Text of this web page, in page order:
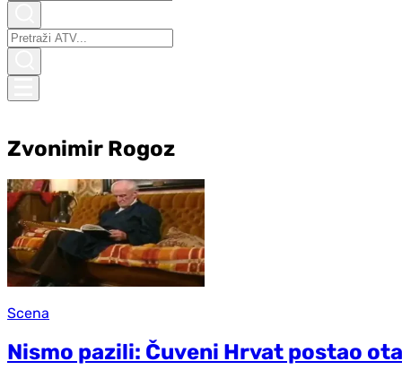
Zvonimir Rogoz
Scena
Nismo pazili: Čuveni Hrvat postao